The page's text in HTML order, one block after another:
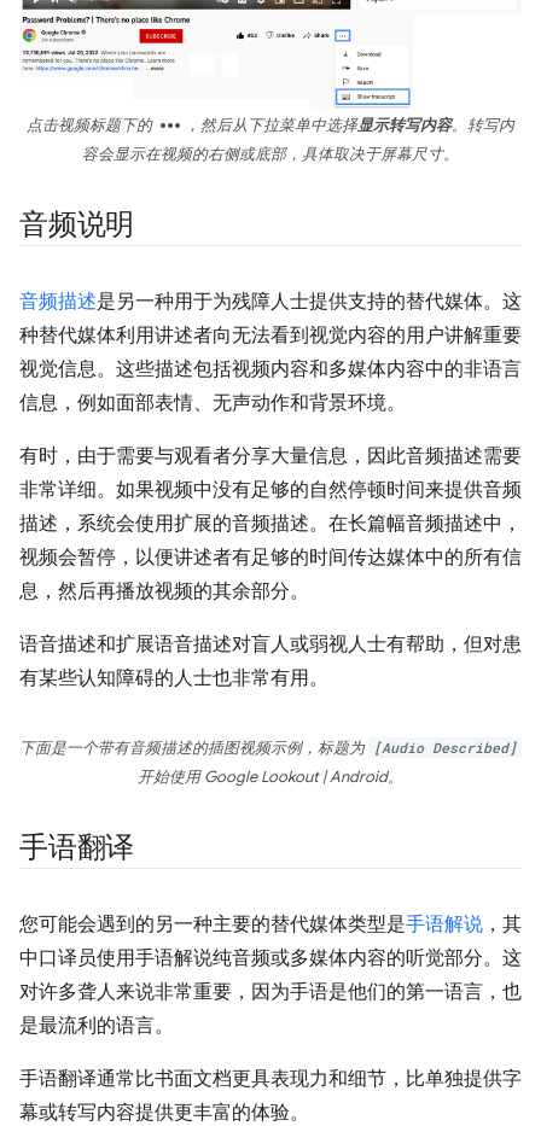
点击视频标题下的 more_horiz ，然后从下拉菜单中选择显示转写内容。转写内
容会显示在视频的右侧或底部，具体取决于屏幕尺寸。
音频说明
音频描述是另一种用于为残障人士提供支持的替代媒体。这
种替代媒体利用讲述者向无法看到视觉内容的用户讲解重要
视觉信息。这些描述包括视频内容和多媒体内容中的非语言
信息，例如面部表情、无声动作和背景环境。
有时，由于需要与观看者分享大量信息，因此音频描述需要
非常详细。如果视频中没有足够的自然停顿时间来提供音频
描述，系统会使用扩展的音频描述。在长篇幅音频描述中，
视频会暂停，以便讲述者有足够的时间传达媒体中的所有信
息，然后再播放视频的其余部分。
语音描述和扩展语音描述对盲人或弱视人士有帮助，但对患
有某些认知障碍的人士也非常有用。
下面是一个带有音频描述的插图视频示例，标题为 [Audio Described]
开始使用 Google Lookout | Android。
手语翻译
您可能会遇到的另一种主要的替代媒体类型是手语解说 ，其
中口译员使用手语解说纯音频或多媒体内容的听觉部分。这
对许多聋人来说非常重要，因为手语是他们的第一语言，也
是最流利的语言。
手语翻译通常比书面文档更具表现力和细节，比单独提供字
幕或转写内容提供更丰富的体验。